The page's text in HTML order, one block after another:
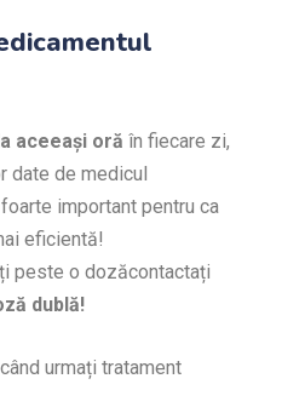
aceeași oră în fiecare zi,
date de medicul
important pentru ca
eficientă!
peste o dozăcontactați
dublă!
urmați tratament